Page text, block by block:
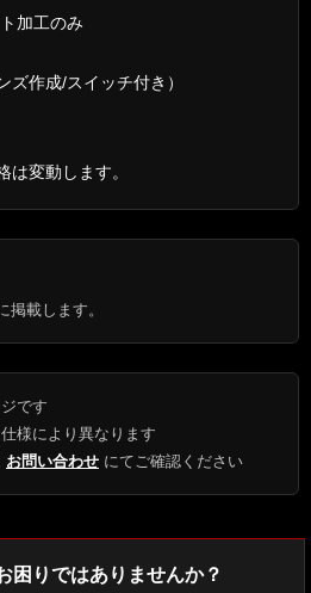
加工のみ
ズ作成/スイッチ付き）
は変動します。
載します。
です
様により異なります
お問い合わせ にてご確認ください
困りではありませんか？